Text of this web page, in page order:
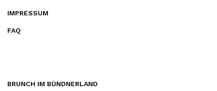
IMPRESSUM
FAQ
BRUNCH IM BÜNDNERLAND